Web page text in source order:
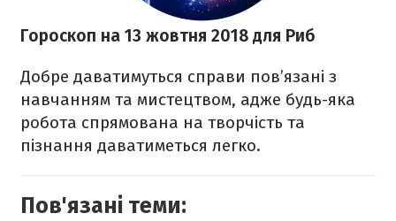
Гороскоп на 13 жовтня 2018 для Риб
Добре даватимуться справи пов’язані з
навчанням та мистецтвом, адже будь-яка
робота спрямована на творчість та
пізнання даватиметься легко.
Пов'язані теми: